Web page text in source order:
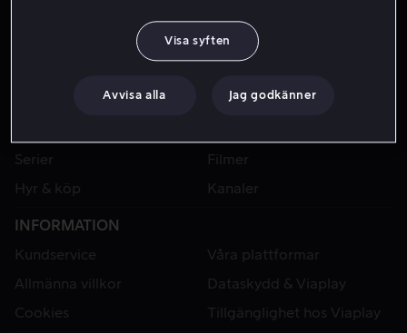
Serier
Filmer
Hyr & köp
Kanaler
INFORMATION
Kundservice
Våra plattformar
Allmänna villkor
Dataskydd & Viaplay
Cookies
Tillgänglighet hos Viaplay
Visa syften
Avvisa alla Jag godkänner